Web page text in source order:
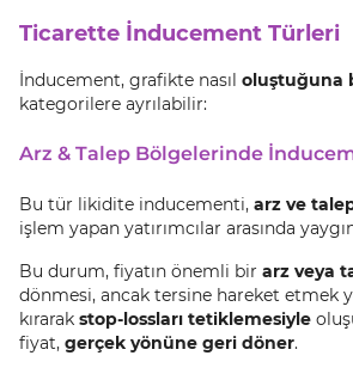
Ticarette İnducement Türleri
İnducement, grafikte nasıl oluştuğuna
kategorilere ayrılabilir:
Arz & Talep Bölgelerinde
Bu tür likidite inducementi, arz ve
işlem yapan yatırımcılar arasında
Bu durum, fiyatın önemli bir arz veya
dönmesi, ancak tersine hareket etmek
kırarak stop-lossları tetiklemesiyle
fiyat, gerçek yönüne geri döner.